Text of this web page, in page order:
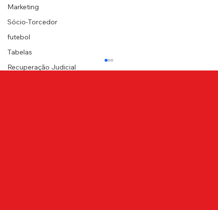
Marketing
Sócio-Torcedor
futebol
Tabelas
Recuperação Judicial